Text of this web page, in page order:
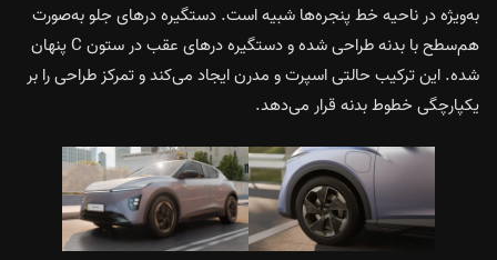
به‌ویژه در ناحیه خط پنجره‌ها شبیه است. دستگیره درهای جلو به‌صورت
هم‌سطح با بدنه طراحی شده و دستگیره درهای عقب در ستون C پنهان
شده. این ترکیب حالتی اسپرت و مدرن ایجاد می‌کند و تمرکز طراحی را بر
یکپارچگی خطوط بدنه قرار می‌دهد.